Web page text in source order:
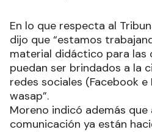
En lo que respecta al
dijo que “estamos
material didáctico para las
puedan ser brindados a la
redes sociales (Facebook
wasap”.
Moreno indicó además
comunicación ya están